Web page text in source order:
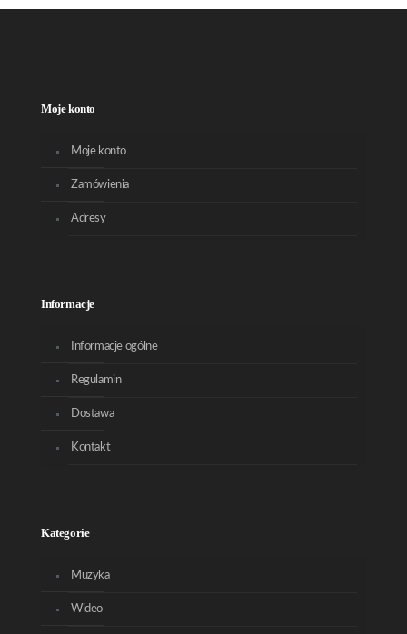
Moje konto
Moje konto
Zamówienia
Adresy
Informacje
Informacje ogólne
Regulamin
Dostawa
Kontakt
Kategorie
Muzyka
Wideo